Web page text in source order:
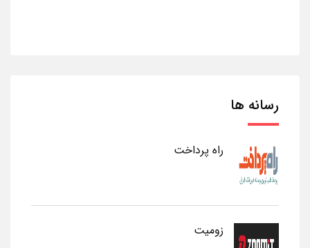
رسانه ها
راه پرداخت
زومیت